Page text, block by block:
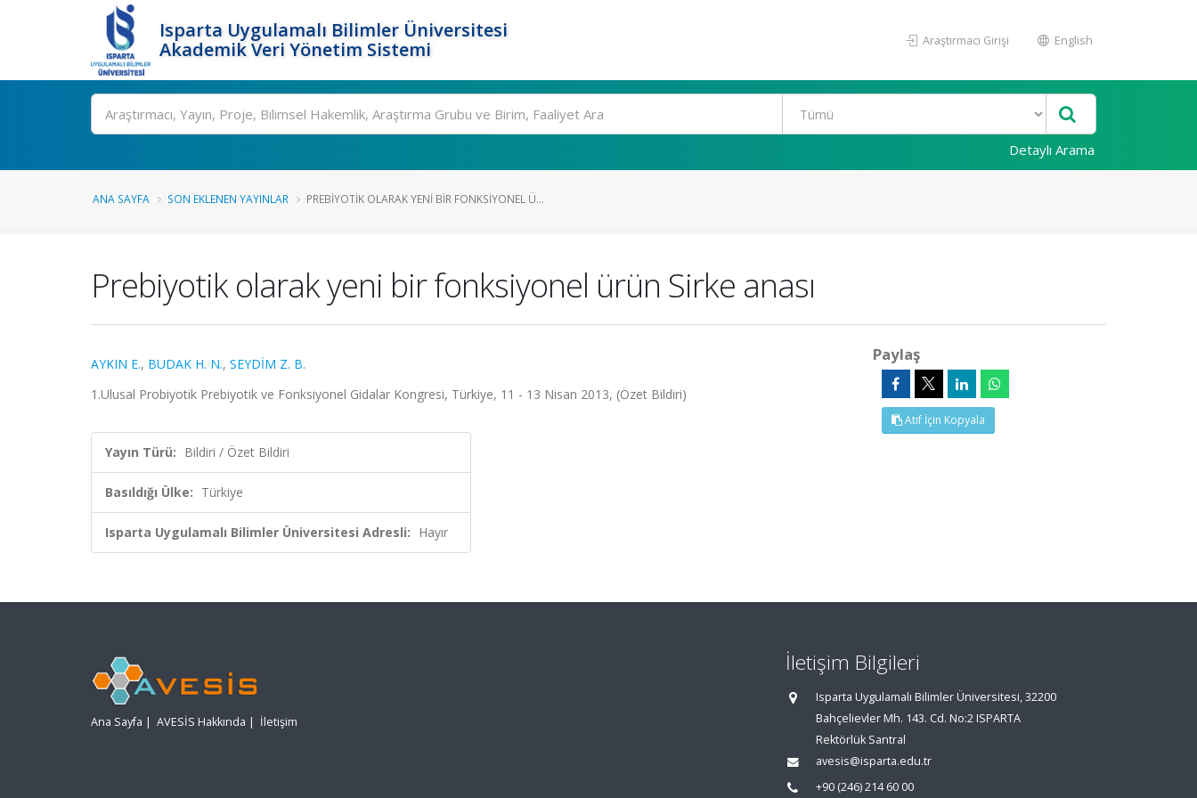
Isparta Uygulamalı Bilimler Üniversitesi
Akademik Veri Yönetim Sistemi
Araştırmacı Girişi English
Ara
Detaylı Arama
ANA SAYFA SON EKLENEN YAYINLAR PREBIYOTIK OLARAK YENI BIR FONKSIYONEL Ü...
Prebiyotik olarak yeni bir fonksiyonel ürün Sirke anası
AYKIN E., BUDAK H. N., SEYDİM Z. B.
1.Ulusal Probiyotik Prebiyotik ve Fonksiyonel Gidalar Kongresi, Türkiye, 11 - 13 Nisan 2013, (Özet Bildiri)
Yayın Türü: Bildiri / Özet Bildiri
Basıldığı Ülke: Türkiye
Isparta Uygulamalı Bilimler Üniversitesi Adresli: Hayır
Paylaş
Atıf İçin Kopyala
Ana Sayfa | AVESİS Hakkında | İletişim
İletişim Bilgileri
Isparta Uygulamalı Bilimler Üniversitesi, 32200
Bahçelievler Mh. 143. Cd. No:2 ISPARTA
Rektörlük Santral
avesis@isparta.edu.tr
+90 (246) 214 60 00